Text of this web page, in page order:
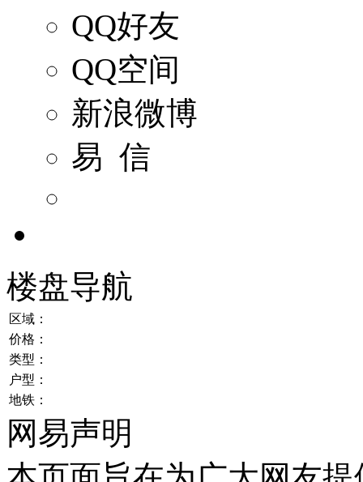
QQ好友
QQ空间
新浪微博
易 信
楼盘导航
区域：
价格：
类型：
户型：
地铁：
网易声明